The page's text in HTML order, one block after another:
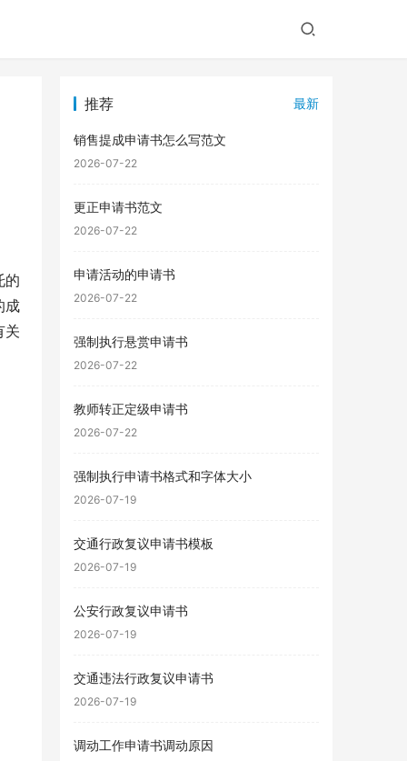
的
成
关
推荐 最新
销售提成申请书怎么写范文
2026-07-22
更正申请书范文
2026-07-22
申请活动的申请书
2026-07-22
强制执行悬赏申请书
2026-07-22
教师转正定级申请书
2026-07-22
强制执行申请书格式和字体大小
2026-07-19
交通行政复议申请书模板
2026-07-19
公安行政复议申请书
2026-07-19
交通违法行政复议申请书
2026-07-19
调动工作申请书调动原因